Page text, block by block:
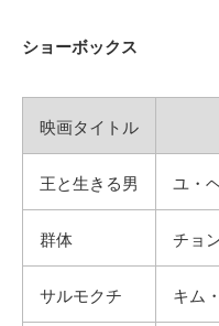
ショーボックス
映画タイトル
王と生きる男 ユ・
群体 チョ
サルモクチ キム